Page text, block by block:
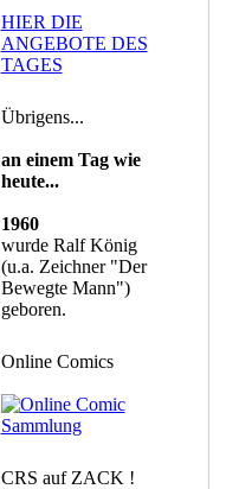
HIER DIE
ANGEBOTE DES
TAGES
Übrigens...
an einem Tag wie
heute...
1960
wurde Ralf König
(u.a. Zeichner "Der
Bewegte Mann")
geboren.
Online Comics
CRS auf ZACK !